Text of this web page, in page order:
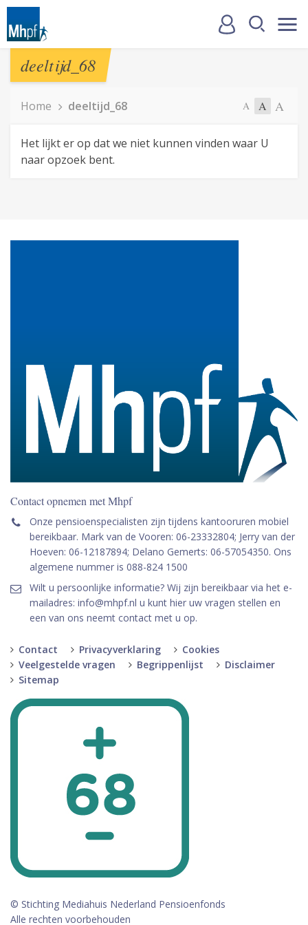
deeltijd_68
Home deeltijd_68 A A A
Het lijkt er op dat we niet kunnen vinden waar U
naar opzoek bent.
Contact opnemen met Mhpf
Onze pensioenspecialisten zijn tijdens kantooruren mobiel
bereikbaar. Mark van de Vooren: 06-23332804; Jerry van der
Hoeven: 06-12187894; Delano Gemerts: 06-57054350. Ons
algemene nummer is 088-824 1500
Wilt u persoonlijke informatie? Wij zijn bereikbaar via het e-
mailadres: info@mhpf.nl u kunt hier uw vragen stellen en
een van ons neemt contact met u op.
Contact Privacyverklaring
Cookies
Veelgestelde vragen
Begrippenlijst
Disclaimer
Sitemap
© Stichting Mediahuis Nederland Pensioenfonds
Alle rechten voorbehouden